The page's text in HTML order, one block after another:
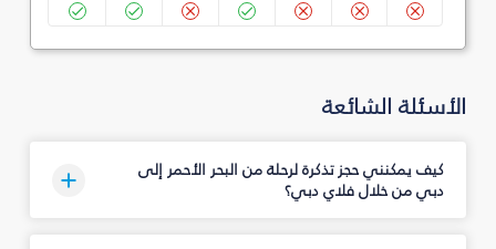
الأسئلة الشائعة
كيف يمكنني حجز تذكرة لرحلة من البحر الأحمر إلى
دبي من خلال فلاي دبي؟